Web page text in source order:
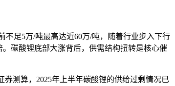
不足5万/吨最高达近60万/吨，随着行业步入下行
碳酸锂底部大涨背后，供需结构扭转是核心催
测算，2025年上半年碳酸锂的供给过剩情况已